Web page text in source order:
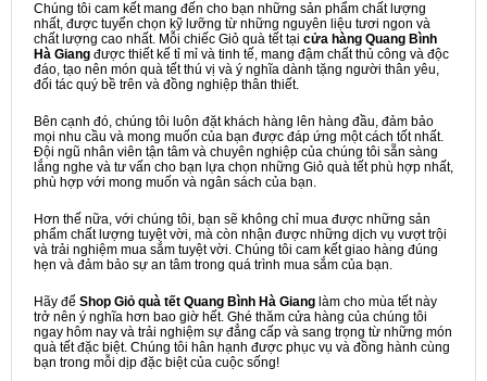
Chúng tôi cam kết mang đến cho bạn những sản phẩm chất lượng
nhất, được tuyển chọn kỹ lưỡng từ những nguyên liệu tươi ngon và
chất lượng cao nhất. Mỗi chiếc Giỏ quà tết tại cửa hàng Quang Bình
Hà Giang được thiết kế tỉ mỉ và tinh tế, mang đậm chất thủ công và độc
đáo, tạo nên món quà tết thú vị và ý nghĩa dành tặng người thân yêu,
đối tác quý bề trên và đồng nghiệp thân thiết.
Bên cạnh đó, chúng tôi luôn đặt khách hàng lên hàng đầu, đảm bảo
mọi nhu cầu và mong muốn của bạn được đáp ứng một cách tốt nhất.
Đội ngũ nhân viên tận tâm và chuyên nghiệp của chúng tôi sẵn sàng
lắng nghe và tư vấn cho bạn lựa chọn những Giỏ quà tết phù hợp nhất,
phù hợp với mong muốn và ngân sách của bạn.
Hơn thế nữa, với chúng tôi, bạn sẽ không chỉ mua được những sản
phẩm chất lượng tuyệt vời, mà còn nhận được những dịch vụ vượt trội
và trải nghiệm mua sắm tuyệt vời. Chúng tôi cam kết giao hàng đúng
hẹn và đảm bảo sự an tâm trong quá trình mua sắm của bạn.
Hãy để Shop Giỏ quà tết Quang Bình Hà Giang làm cho mùa tết này
trở nên ý nghĩa hơn bao giờ hết. Ghé thăm cửa hàng của chúng tôi
ngay hôm nay và trải nghiệm sự đẳng cấp và sang trọng từ những món
quà tết đặc biệt. Chúng tôi hân hạnh được phục vụ và đồng hành cùng
bạn trong mỗi dịp đặc biệt của cuộc sống!